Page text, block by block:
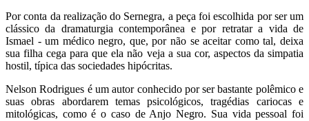
Por conta da realização do Sernegra, a peça foi escolhida por ser um
clássico da dramaturgia contemporânea e por retratar a vida de
Ismael - um médico negro, que, por não se aceitar como tal, deixa
sua filha cega para que ela não veja a sua cor, aspectos da simpatia
hostil, típica das sociedades hipócritas.
Nelson Rodrigues é um autor conhecido por ser bastante polêmico e
suas obras abordarem temas psicológicos, tragédias cariocas e
mitológicas, como é o caso de Anjo Negro. Sua vida pessoal foi